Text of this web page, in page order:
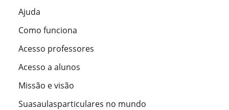
Ajuda
Como funciona
Acesso professores
Acesso a alunos
Missão e visão
Suasaulasparticulares no mundo